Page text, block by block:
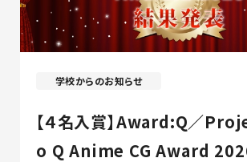
学校からのお知らせ
【４名入賞】Award:Q／
o Q Anime CG Award